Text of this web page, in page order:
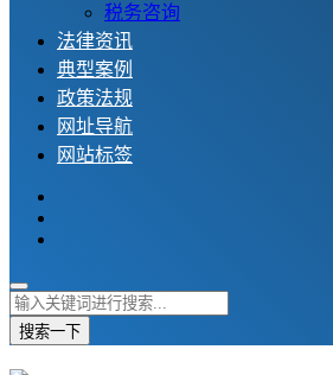
税务咨询
法律资讯
典型案例
政策法规
网址导航
网站标签
搜索一下